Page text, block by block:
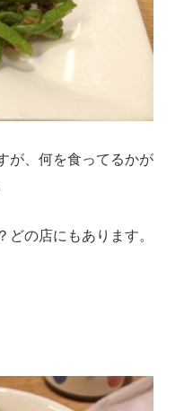
が、何を食ってるかが
どの店にもあります。